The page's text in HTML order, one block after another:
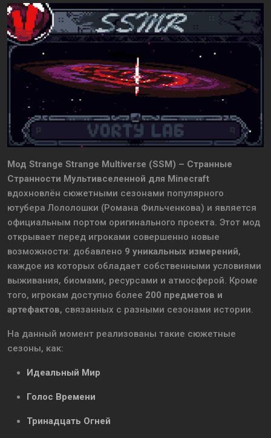
Мод Strange Strange Multiverse (SSM) – Странные
Странности Мультивселенной для Minecraft
вдохновлён сюжетными сезонами популярного
ютубера Лололошки (Романа Фильченкова) и является
официальным портом оригинального проекта. Этот мод
открывает перед игроками совершенно новые
возможности: добавлено 9 уникальных измерений,
каждое из которых обладает собственными условиями
выживания, биомами, ресурсами и атмосферой. Кроме
того, игрокам доступно более 200 предметов и
артефактов, связанных с разными сезонами истории.
На данный момент реализованы такие сюжетные
сезоны, как:
Идеальный Мир
Голос Времени
Тринадцать Огней